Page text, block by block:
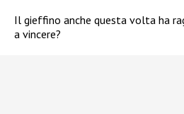
Il gieffino anche questa volta ha
a vincere?